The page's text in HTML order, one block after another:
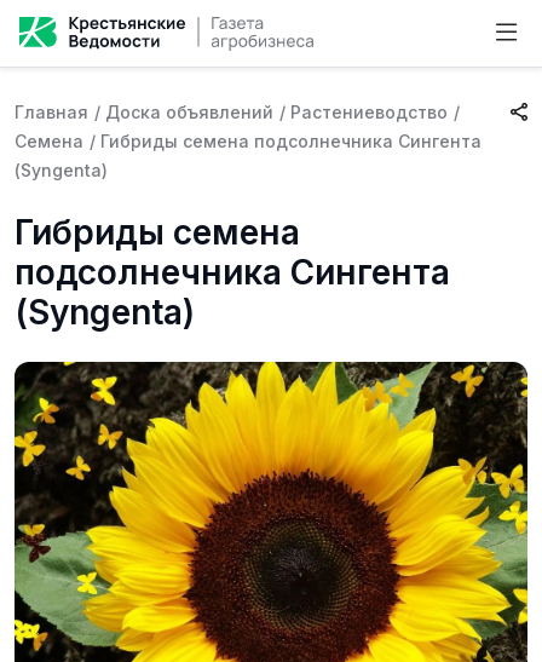
Главная / Доска объявлений / Растениеводство /
Семена / Гибриды семена подсолнечника Сингента
(Syngenta)
Гибриды семена
подсолнечника Сингента
(Syngenta)